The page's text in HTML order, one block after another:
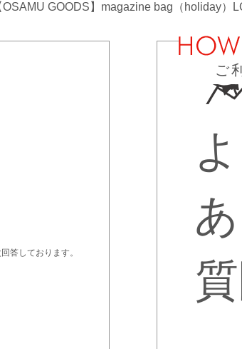
OSAMU GOODS】magazine bag（holiday）
答しております。
ご